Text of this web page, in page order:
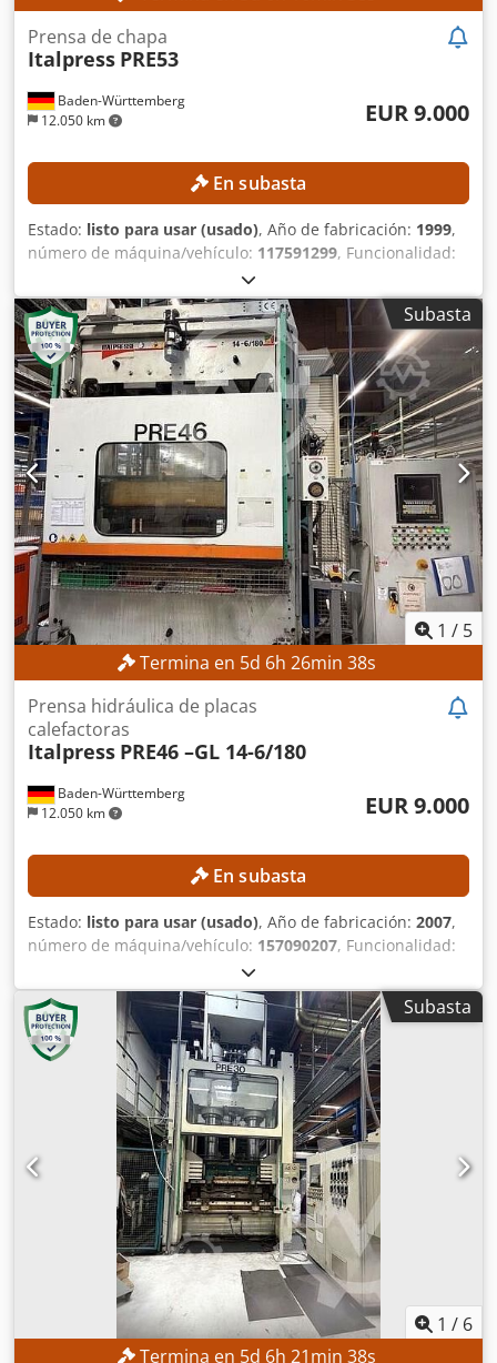
Baden-Württemberg
12.050 km
Prensa de chapa
Italpress PRE53
EUR 9.000
En subasta
Estado: listo para usar (usado), Año de fabricación: 1999,
número de máquina/vehículo: 117591299, Funcionalidad:
, Sin precio mínimo: ¡venta
garantizada al mejor postor! DETALLES TÉCNICOS
DETALLES DE LA MÁQUINA Peso: 17 600 kg Longitud sin
accesorios: 2,55 m Longitud con accesorios: 3,70 m Ancho
sin accesorios: 0,9 m Ancho con accesorios: 1,25 m Altura
sin accesorios: 4,15 m Altura con accesorios: 4,30 m
Tensión de red: 415 V CA Frecuencia: 50 Hz Aceite
hidráulico: AGIP OSO 46 Crjdpfx Aoznmdvomkjf Aceite
térmico: AGIP ALARIA 3 EQUIPAMIENTO Marcado CE
Subasta
1 / 5
Termina en 5d 6h 26min 36s
Baden-Württemberg
12.050 km
Prensa hidráulica de placas
calefactoras
Italpress PRE46 –GL 14-6/180
EUR 9.000
En subasta
Estado: listo para usar (usado), Año de fabricación: 2007,
número de máquina/vehículo: 157090207, Funcionalidad:
, fuerza de prensado:
325 mm, Sin precio mínimo: ¡venta garantizada al precio
más alto! DETALLES TÉCNICOS Fuerza de prensado: 180
toneladas Presión hidráulica máxima: 600 bar Carrera del
cilindro: 325 mm Apertura: 325 mm DETALLES DE LA
MÁQUINA Control: Control electrónico con panel de
control/CNC Tensión: 400 V / 50 Hz Diseño: Diseño
industrial EQUIPAMIENTO Cabina de seguridad cerrada
Sistema de prensado hidráulico Cjdpfxsznmb Is Amkorf
Prensa de placas calefactadas Prensa de termoformado
Subasta
1 / 6
Termina en 5d 6h 21min 36s